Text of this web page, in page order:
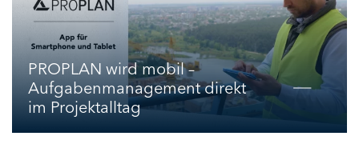
PROPLAN wird mobil –
Aufgabenmanagement direkt
im Projektalltag